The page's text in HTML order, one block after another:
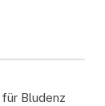
Bludenz